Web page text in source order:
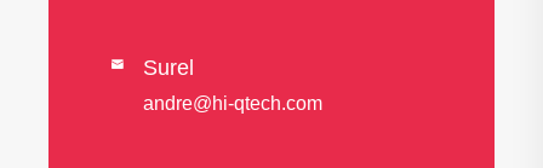
 Surel
andre@hi-qtech.com